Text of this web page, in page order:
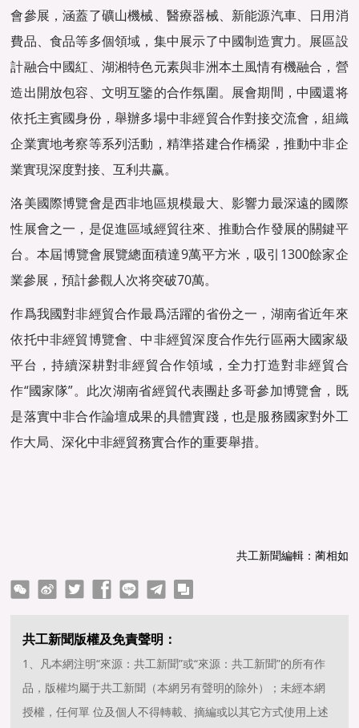
會參展，涵蓋了礦山機械、醫療器械、新能源汽車、日用消
費品、食品等多個領域，集中展示了中國制造實力。展區設
計融合中國紅、湖湘特色元素與非洲本土風情有機融合，營
造出開放包容、文明互鑒的合作氛圍。展會期間，中國還将
依托主賓國身份，舉辦多場中非經貿合作對接交流會，組織
企業實地考察等系列活動，精準搭建合作橋梁，推動中非企
業實現深度對接、互利共赢。
洛美國際博覽會是西非地區規模最大、影響力最深遠的國際
性展會之一，是促進區域經貿往來、推動合作發展的關鍵平
台。本屆博覽會展覽總面積達9萬平方米，吸引1300餘家企
業參展，預計參觀人次将突破70萬。
作爲我國對非經貿合作最爲活躍的省份之一，湖南省近年來
依托中非經貿博覽會、中非經貿深度合作先行區兩大國家級
平台，持續深耕對非經貿合作領域，全力打造對非經貿合
作“國家隊”。此次湖南省經貿代表團赴多哥參加博覽會，既
是落實中非合作論壇成果的具體實踐，也是服務國家對外工
作大局、深化中非經貿務實合作的重要舉措。
共工新聞編輯：蔺相如
linetelegram copy
共工新聞版權及免責聲明：
1、凡本網注明“來源：共工新聞”或“來源：共工新聞”的所有作
品，版權均屬于共工新聞（本網另有聲明的除外）；未經本網
授權，任何單 位及個人不得轉載、摘編或以其它方式使用上述